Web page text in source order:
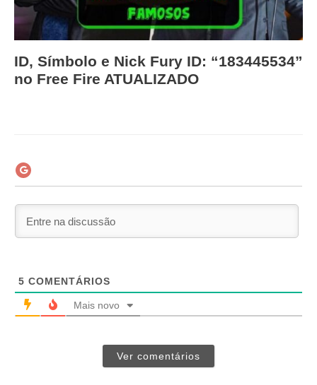
ID, Símbolo e Nick Fury ID: “183445534”
no Free Fire ATUALIZADO
5 COMENTÁRIOS
Mais novo
Ver comentários